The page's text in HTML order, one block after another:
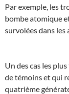
Par exemple, les
bombe atomique
survolées dans les
Un des cas les
de témoins et qui
quatrième